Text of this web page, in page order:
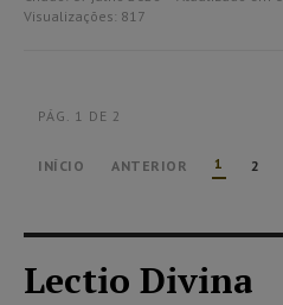
Visualizações: 817
PÁG. 1 DE 2
INÍCIO ANTERIOR 1 2
Lectio Divina